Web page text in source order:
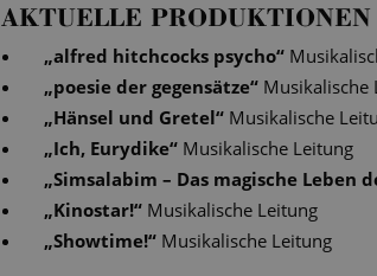
AKTUELLE PRODUKTIONEN
„alfred hitchcocks psycho“
„poesie der gegensätze“ Musikalische
„Hänsel und Gretel“ Musikalische
„Ich, Eurydike“ Musikalische Leitung
„Simsalabim – Das magische Leben
„Kinostar!“ Musikalische Leitung
„Showtime!“ Musikalische Leitung